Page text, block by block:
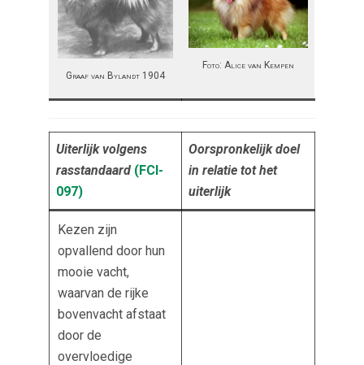
Graaf van Bylandt 1904
Foto: Alice van Kempen
Uiterlijk volgens
rasstandaard (FCI-
097)
Oorspronkelijk doel
in relatie tot het
uiterlijk
Kezen zijn
opvallend door hun
mooie vacht,
waarvan de rijke
bovenvacht afstaat
door de
overvloedige